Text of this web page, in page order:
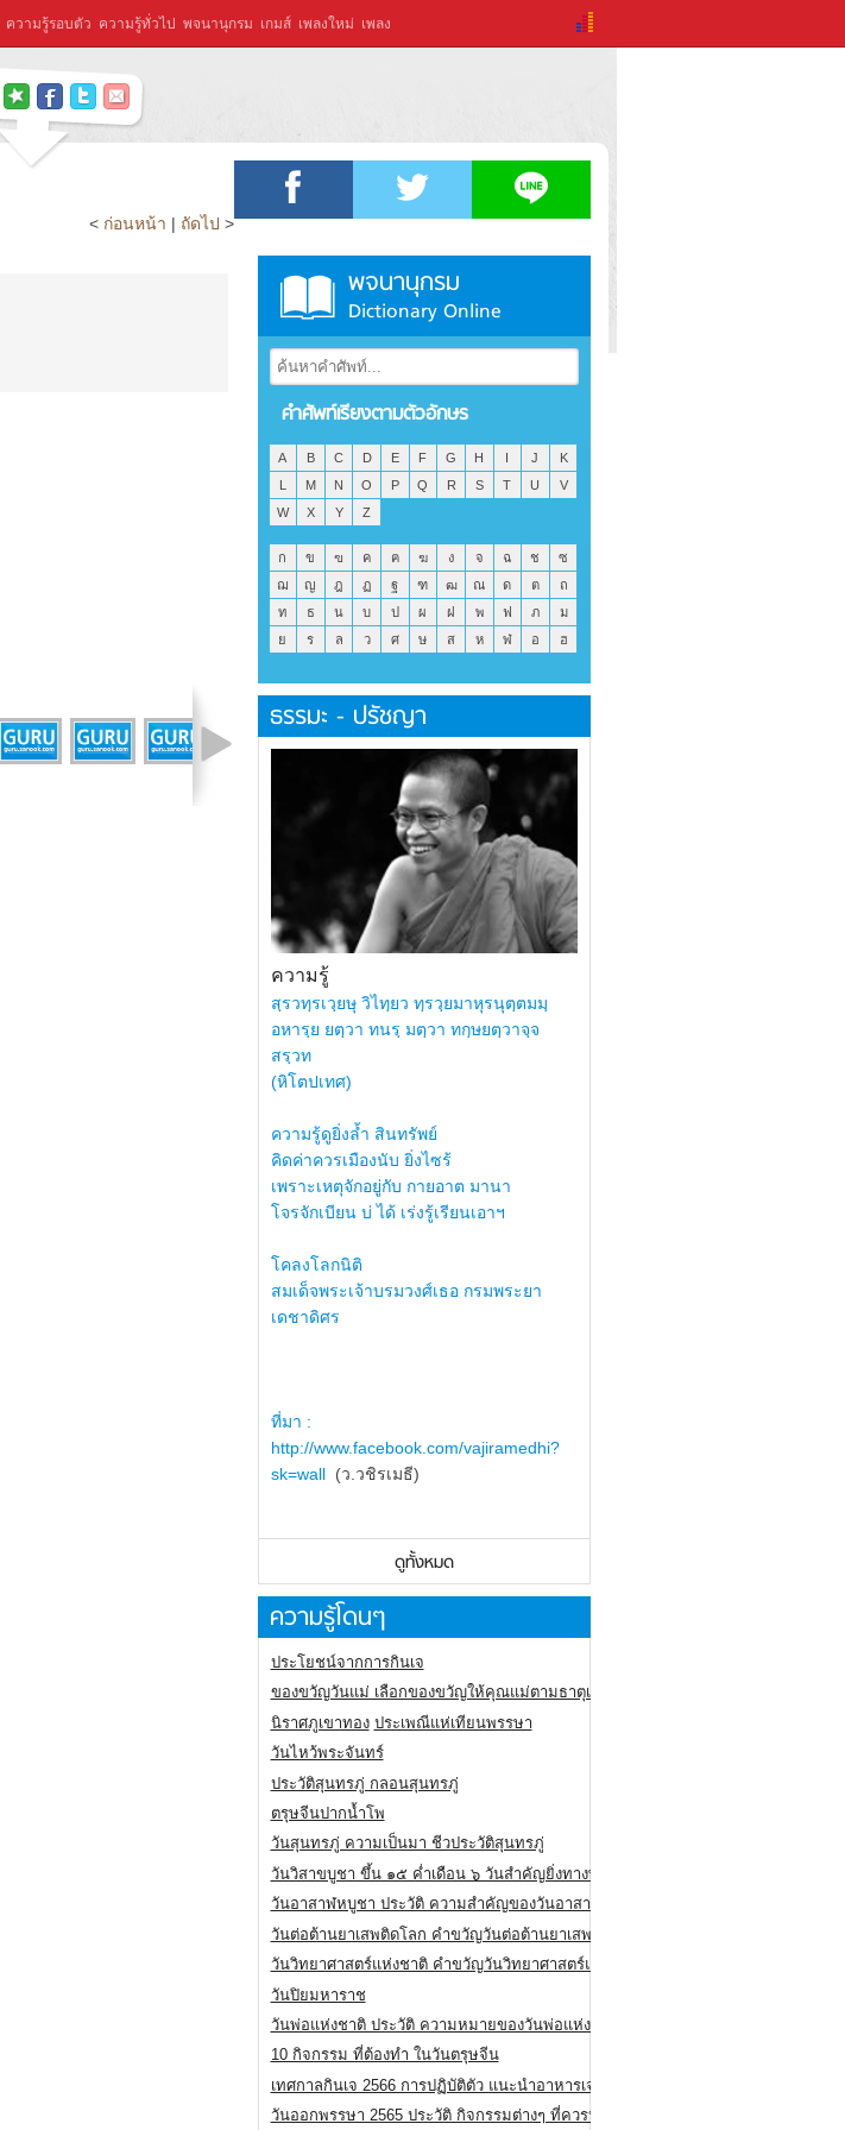
ความรู้รอบตัว ความรู้ทั่วไป พจนานุกรม เกมส์ เพลงใหม่ เพลง
< ก่อนหน้า | ถัดไป >
พจนานุกรม
Dictionary Online
คำศัพท์เรียงตามตัวอักษร
A B C D E F G H I J
K
L
M N O P Q R S T U
V
W
X Y Z
ก ข ฃ ค ฅ ฆ ง จ ฉ ช
ซ
ฌ
ญ ฎ ฏ ฐ ฑ ฒ ณ ด ต
ถ
ท
ธ น บ ป ผ ฝ พ ฟ ภ
ม
ย
ร ล ว ศ ษ ส ห ฬ อ ฮ
ธรรมะ - ปรัชญา
ความรู้
สฺรวทฺรเวฺยษุ วิไทฺยว ทฺรวฺยมาหุรนุตฺตมมฺ
อหารฺย ยตฺวา ทนรฺ มตฺวา ทกฺษยตฺวาจฺจ
สรฺวท
(หิโตปเทศ)
ความรู้ดูยิ่งล้ำ สินทรัพย์
คิดค่าควรเมืองนับ ยิ่งไซร้
เพราะเหตุจักอยู่กับ กายอาต มานา
โจรจักเบียน บ่ ได้ เร่งรู้เรียนเอาฯ
โคลงโลกนิติ
สมเด็จพระเจ้าบรมวงศ์เธอ กรมพระยา
เดชาดิศร
ที่มา :
http://www.facebook.com/vajiramedhi?
sk=wall(ว.วชิรเมธี)
ดูทั้งหมด
ความรู้โดนๆ
ประโยชน์จากการกินเจ
ของขวัญวันแม่ เลือกของขวัญให้คุณแม่ตามธาตุเกิด
นิราศภูเขาทอง ประเพณีแห่เทียนพรรษา
วันไหว้พระจันทร์
ประวัติสุนทรภู่ กลอนสุนทรภู่
ตรุษจีนปากน้ำโพ
วันสุนทรภู่ ความเป็นมา ชีวประวัติสุนทรภู่
วันวิสาขบูชา ขึ้น ๑๕ ค่ำเดือน ๖ วันสำคัญยิ่งทางพระพุทธศาสนา
วันอาสาฬหบูชา ประวัติ ความสําคัญของวันอาสาฬหบูชา
วันต่อต้านยาเสพติดโลก คำขวัญวันต่อต้านยาเสพติดสากล
วันวิทยาศาสตร์แห่งชาติ คำขวัญวันวิทยาศาสตร์แห่งชาติ
วันปิยมหาราช
วันพ่อแห่งชาติ ประวัติ ความหมายของวันพ่อแห่งชาติ
10 กิจกรรม ที่ต้องทำ ในวันตรุษจีน
เทศกาลกินเจ 2566 การปฏิบัติตัว แนะนำอาหารเจ
วันออกพรรษา 2565 ประวัติ กิจกรรมต่างๆ ที่ควรปฏิบัติ